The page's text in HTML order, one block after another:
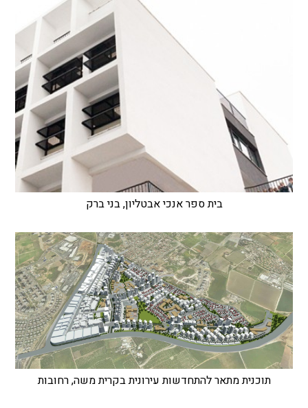
בית ספר אנכי אבטליון, בני ברק
תוכנית מתאר להתחדשות עירונית בקרית משה, רחובות